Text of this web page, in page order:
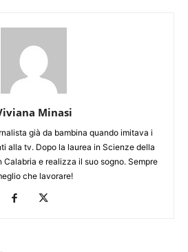
Minasi
già da bambina quando imitava i
alla tv. Dopo la laurea in Scienze della
e realizza il suo sogno. Sempre
che lavorare!